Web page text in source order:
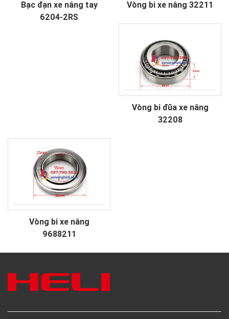
Bạc đạn xe nâng tay
6204-2RS
Vòng bi xe nâng 32211
Vòng bi đũa xe nâng
32208
Vòng bi xe nâng
9688211